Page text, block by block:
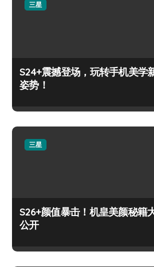
三星
S24+震撼登场，玩转手机美学
姿势！
三星
S26+颜值暴击！机皇美颜秘籍
公开